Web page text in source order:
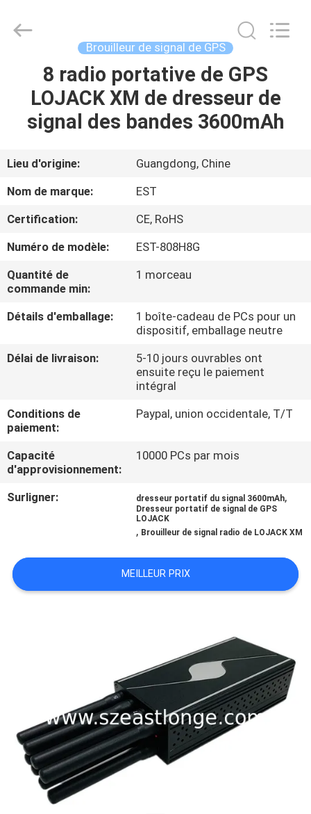
MAISON
DES
VIDÉOS
AU
SUJET
DE
DE
CONTRÔLE
DE
NOUS
NOUVELLES
UN DEVIS
PLAN
EASTLONGE
ELECTRONICS(HK)
Brouilleur de signal de GPS
8 radio portative de GPS
LOJACK XM de dresseur de
signal des bandes 3600mAh
Lieu d'origine:
Guangdong, Chine
Nom de marque:
EST
Certification:
CE, RoHS
Numéro de modèle:
EST-808H8G
Quantité de
commande min:
1 morceau
Détails d'emballage:
1 boîte-cadeau de PCs pour un
dispositif, emballage neutre
Délai de livraison:
5-10 jours ouvrables ont
ensuite reçu le paiement
intégral
Conditions de
paiement:
Paypal, union occidentale, T/T
Capacité
d'approvisionnement:
10000 PCs par mois
Surligner: dresseur portatif du signal 3600mAh,
Dresseur portatif de signal de GPS
LOJACK
, Brouilleur de signal radio de LOJACK XM
MEILLEUR PRIX